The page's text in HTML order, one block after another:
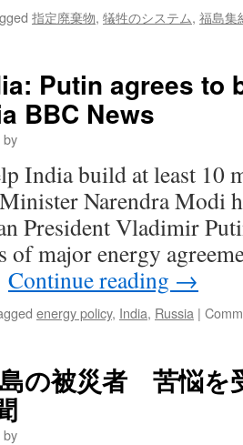
指定廃棄物, 犠牲のシステム, 福島集
Putin agrees to
BBC News
by
India build at least 10
Narendra Modi
President Vladimir
of major energy
Continue reading →
energy policy, India, Russia |
の被災者 苦悩を
by